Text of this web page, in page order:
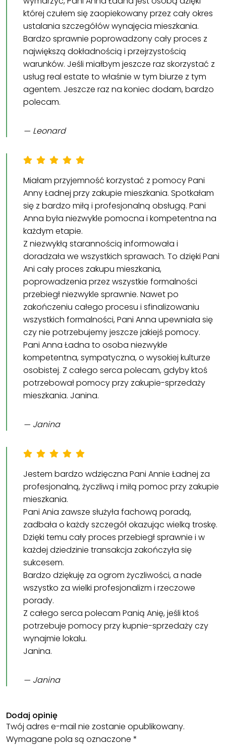
której czułem się zaopiekowany przez cały okres
ustalania szczegółów wynajęcia mieszkania.
Bardzo sprawnie poprowadzony cały proces z
największą dokładnością i przejrzystością
warunków. Jeśli miałbym jeszcze raz skorzystać z
usług real estate to właśnie w tym biurze z tym
agentem. Jeszcze raz na koniec dodam, bardzo
polecam.
Leonard
Miałam przyjemność korzystać z pomocy Pani
Anny Ładnej przy zakupie mieszkania. Spotkałam
się z bardzo miłą i profesjonalną obsługą. Pani
Anna była niezwykle pomocna i kompetentna na
każdym etapie.
Z niezwykłą starannością informowała i
doradzała we wszystkich sprawach. To dzięki Pani
Ani cały proces zakupu mieszkania,
poprowadzenia przez wszystkie formalności
przebiegł niezwykle sprawnie. Nawet po
zakończeniu całego procesu i sfinalizowaniu
wszystkich formalności, Pani Anna upewniała się
czy nie potrzebujemy jeszcze jakiejś pomocy.
Pani Anna Ładna to osoba niezwykle
kompetentna, sympatyczna, o wysokiej kulturze
osobistej. Z całego serca polecam, gdyby ktoś
potrzebował pomocy przy zakupie-sprzedaży
mieszkania. Janina.
Janina
Jestem bardzo wdzięczna Pani Annie Ładnej za
profesjonalną, życzliwą i miłą pomoc przy zakupie
mieszkania.
Pani Ania zawsze służyła fachową poradą,
zadbała o każdy szczegół okazując wielką troskę.
Dzięki temu cały proces przebiegł sprawnie i w
każdej dziedzinie transakcja zakończyła się
sukcesem.
Bardzo dziękuję za ogrom życzliwości, a nade
wszystko za wielki profesjonalizm i rzeczowe
porady.
Z całego serca polecam Panią Anię, jeśli ktoś
potrzebuje pomocy przy kupnie-sprzedaży czy
wynajmie lokalu.
Janina.
Janina
Dodaj opinię
Twój adres e-mail nie zostanie opublikowany.
Wymagane pola są oznaczone *